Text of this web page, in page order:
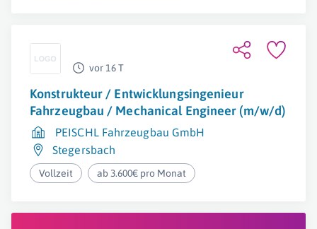
vor 16 T
Konstrukteur / Entwicklungsingenieur
Fahrzeugbau / Mechanical Engineer (m/w/d)
PEISCHL Fahrzeugbau GmbH
Stegersbach
Vollzeit ab 3.600€ pro Monat